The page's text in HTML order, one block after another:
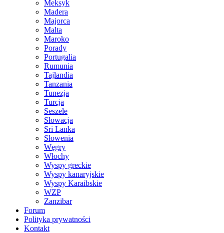
Meksyk
Madera
Majorca
Malta
Maroko
Porady
Portugalia
Rumunia
Tajlandia
Tanzania
Tunezja
Turcja
Seszele
Słowacja
Sri Lanka
Słowenia
Węgry
Włochy
Wyspy greckie
Wyspy kanaryjskie
Wyspy Karaibskie
WZP
Zanzibar
Forum
Polityka prywatności
Kontakt